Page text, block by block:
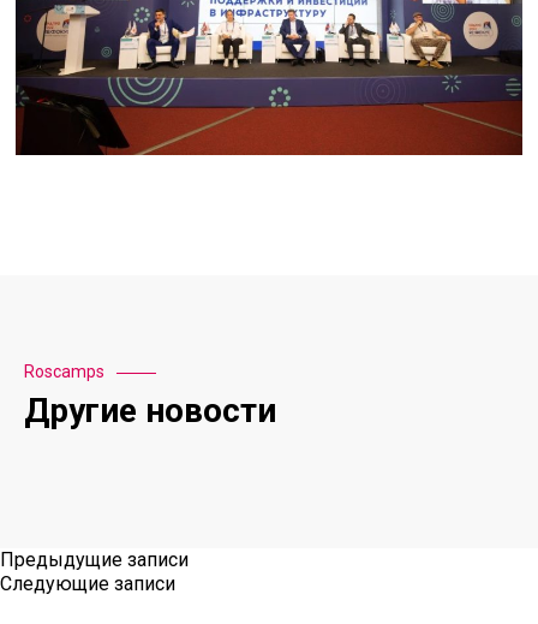
Roscamps
Другие новости
Навигация
по
Предыдущие записи
Следующие записи